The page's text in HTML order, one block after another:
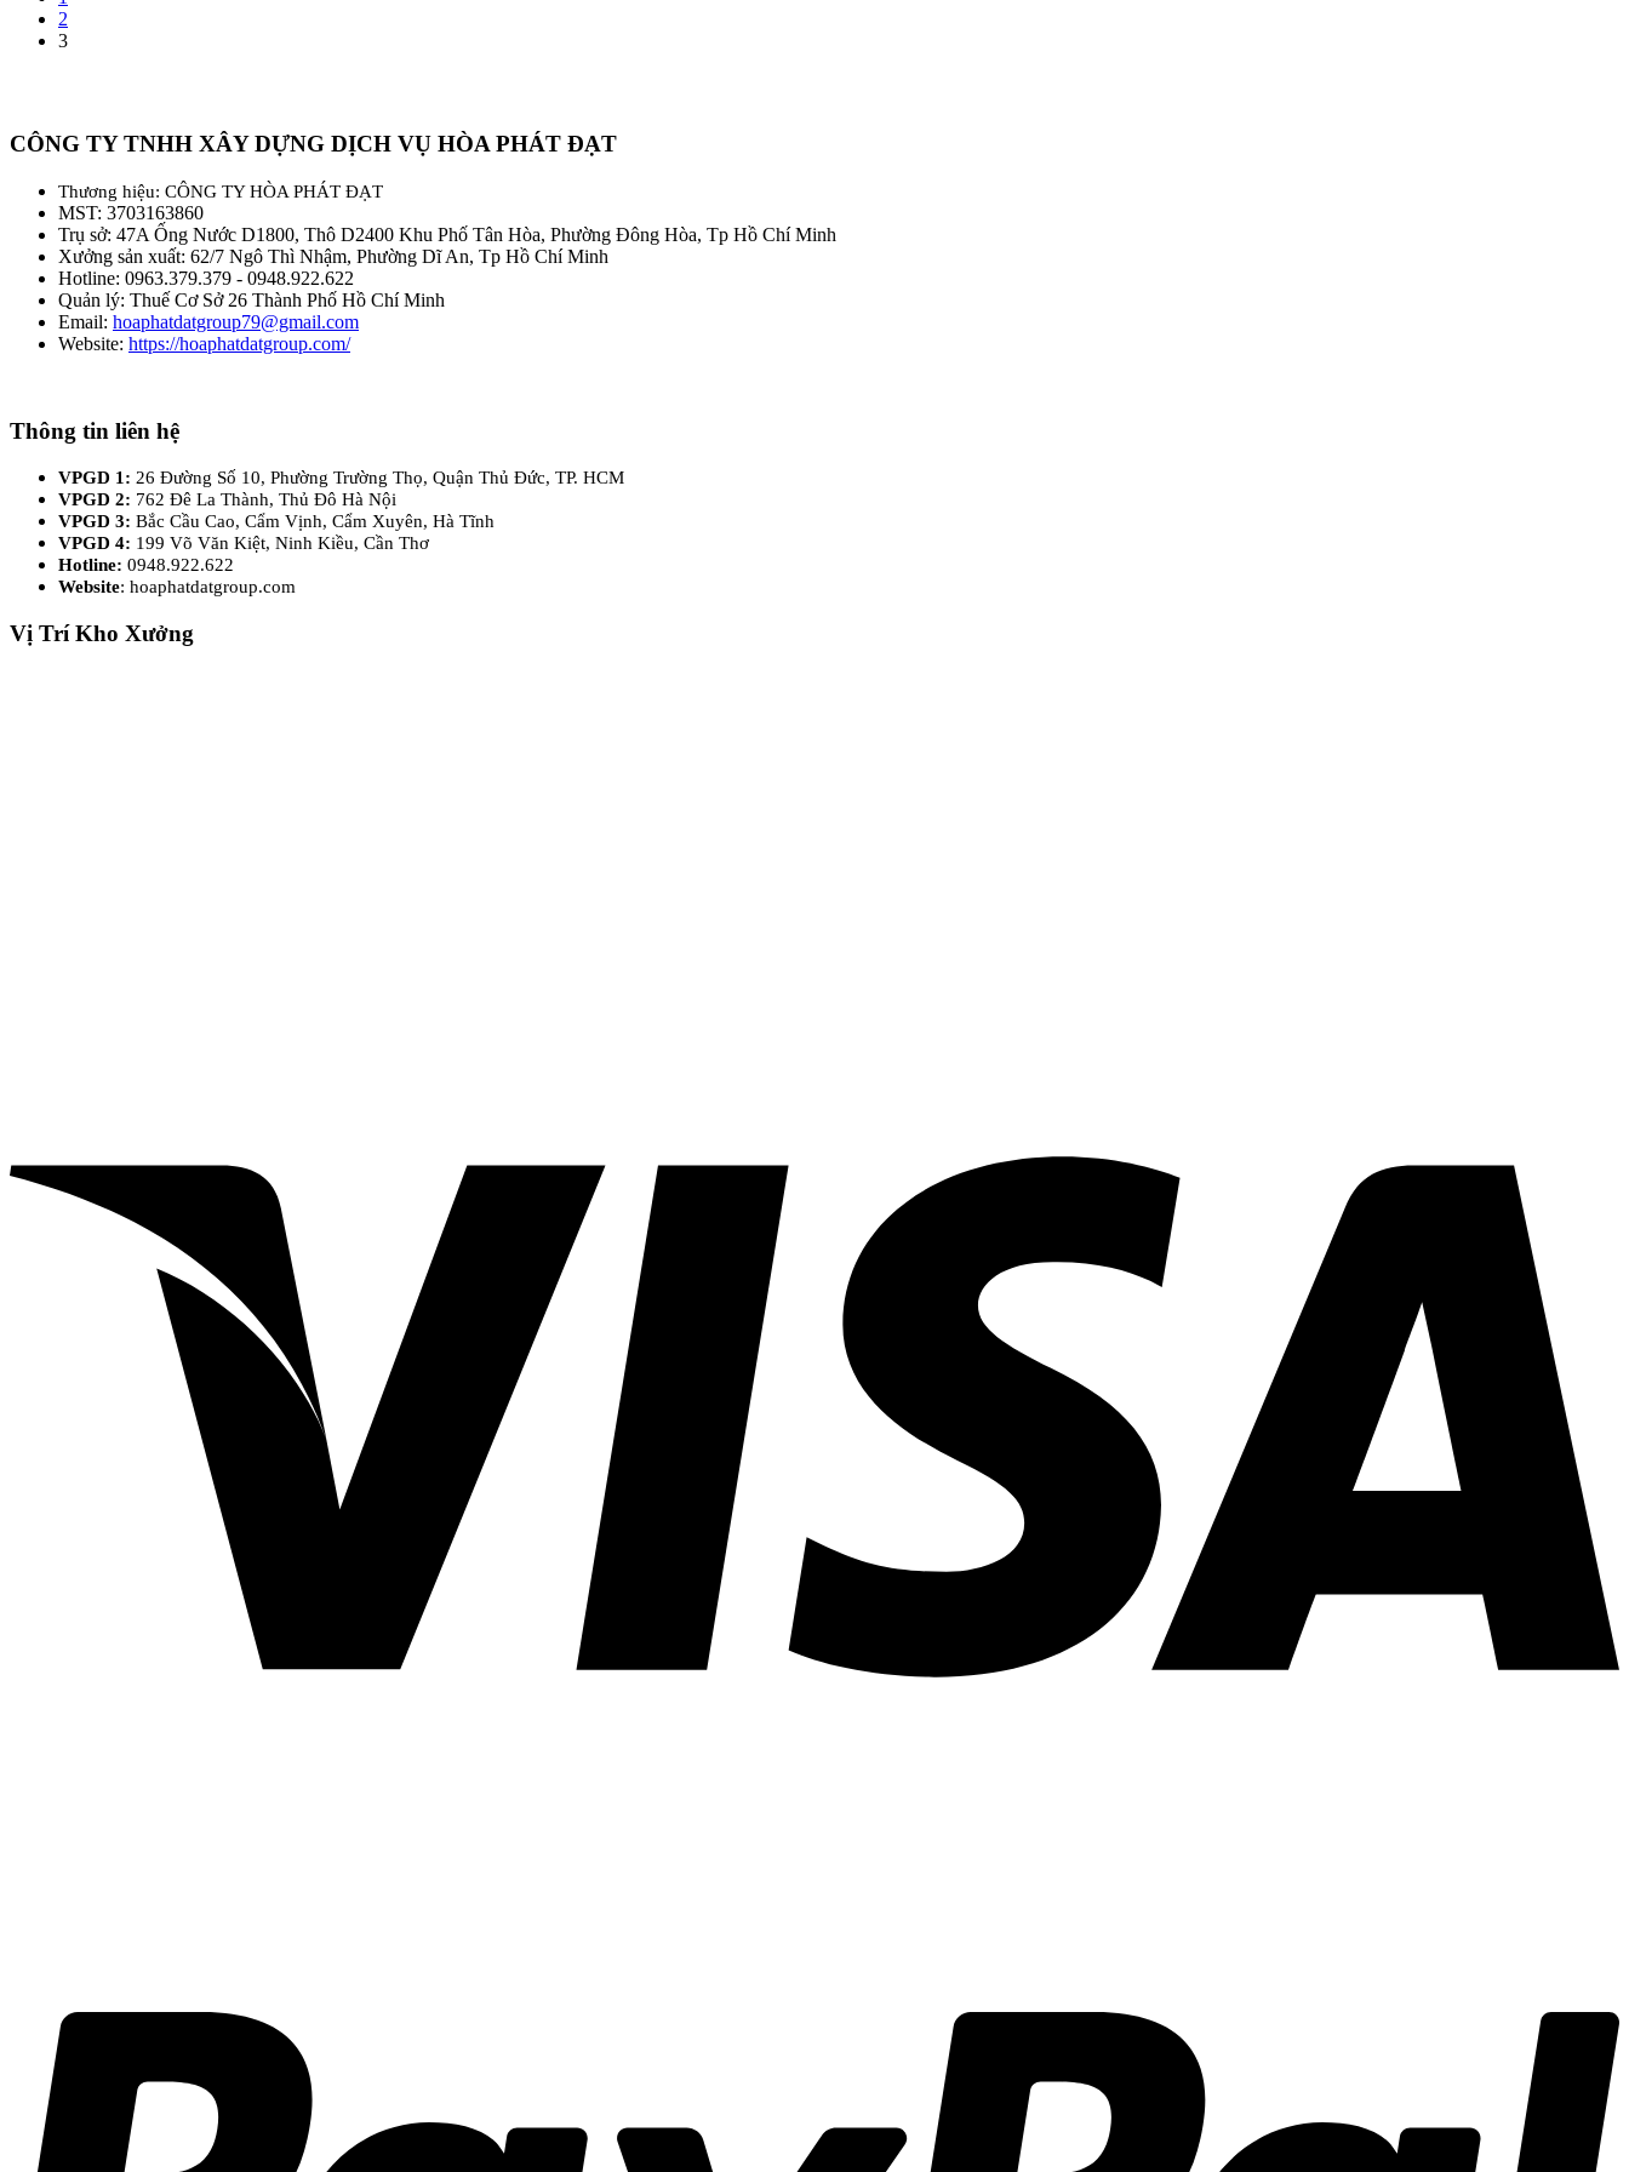
2
3
CÔNG TY TNHH XÂY DỰNG DỊCH VỤ HÒA PHÁT ĐẠT
Thương hiệu: CÔNG TY HÒA PHÁT ĐẠT
MST: 3703163860
Trụ sở: 47A Ống Nước D1800, Thô D2400 Khu Phố Tân Hòa, Phường Đông Hòa, Tp Hồ Chí Minh
Xưởng sản xuất: 62/7 Ngô Thì Nhậm, Phường Dĩ An, Tp Hồ Chí Minh
Hotline: 0963.379.379 - 0948.922.622
Quản lý: Thuế Cơ Sở 26 Thành Phố Hồ Chí Minh
Email: hoaphatdatgroup79@gmail.com
Website: https://hoaphatdatgroup.com/
Thông tin liên hệ
VPGD 1: 26 Đường Số 10, Phường Trường Thọ, Quận Thủ Đức, TP. HCM
VPGD 2: 762 Đê La Thành, Thủ Đô Hà Nội
VPGD 3: Bắc Cầu Cao, Cẩm Vịnh, Cẩm Xuyên, Hà Tĩnh
VPGD 4: 199 Võ Văn Kiệt, Ninh Kiều, Cần Thơ
Hotline: 0948.922.622
Website: hoaphatdatgroup.com
Vị Trí Kho Xưởng